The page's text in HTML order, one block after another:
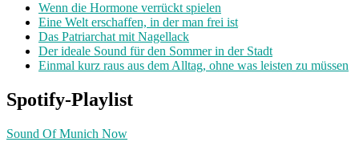
Wenn die Hormone verrückt spielen
Eine Welt erschaffen, in der man frei ist
Das Patriarchat mit Nagellack
Der ideale Sound für den Sommer in der Stadt
Einmal kurz raus aus dem Alltag, ohne was leisten zu müssen
Spotify-Playlist
Sound Of Munich Now